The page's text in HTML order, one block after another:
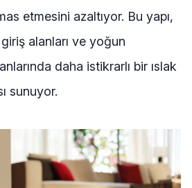
etmesini azaltıyor. Bu yapı,
alanları ve yoğun
daha istikrarlı bir ıslak
sunuyor.